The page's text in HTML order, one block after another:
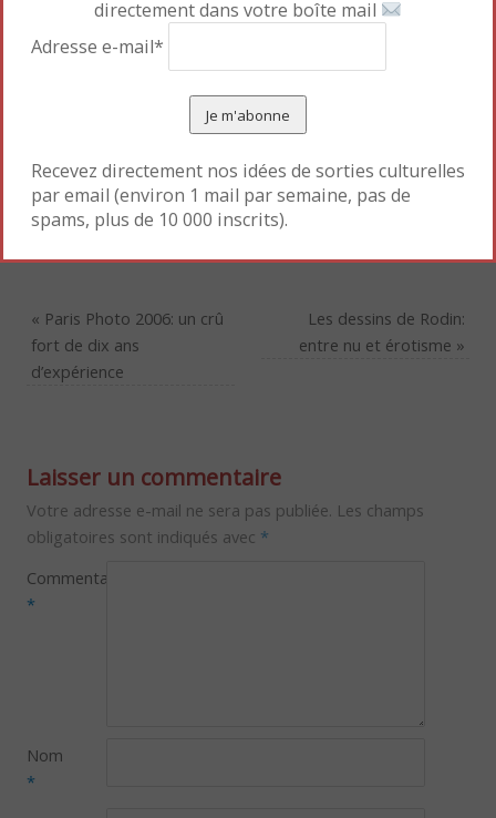
et trouver son propre langage.
regretter que son auteur, bien que vieillissant,
parisien!
Pour marque-pages :Permalien.
« Paris Photo 2006: un crû
fort de dix ans
d’expérience
Les dessins de Rodin:
entre nu et érotisme »
Laisser un commentaire
Votre adresse e-mail ne sera pas publiée. Les champs
obligatoires sont indiqués avec *
Commentaire
*
Nom
*
directement dans votre boîte mail
Adresse e-mail*
Recevez directement nos idées de sorties culturelles
par email (environ 1 mail par semaine, pas de
spams, plus de 10 000 inscrits).